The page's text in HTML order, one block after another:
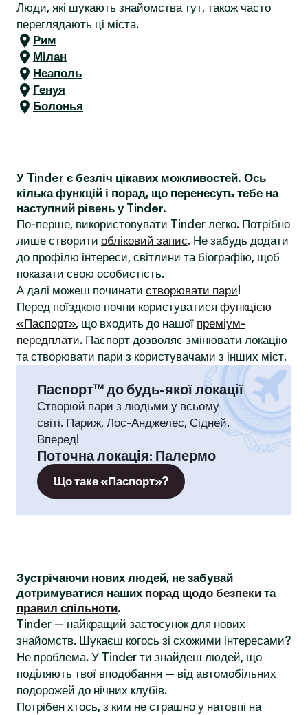
Люди, які шукають знайомства тут, також часто
переглядають ці міста.
Рим
Мілан
Неаполь
Генуя
Болонья
У Tinder є безліч цікавих можливостей. Ось
кілька функцій і порад, що перенесуть тебе на
наступний рівень у Tinder.
По-перше, використовувати Tinder легко. Потрібно
лише створити обліковий запис. Не забудь додати
до профілю інтереси, світлини та біографію, щоб
показати свою особистість.
А далі можеш починати створювати пари!
Перед поїздкою почни користуватися функцією
«Паспорт», що входить до нашої преміум-
передплати. Паспорт дозволяє змінювати локацію
та створювати пари з користувачами з інших міст.
Паспорт™ до будь-якої локації
Створюй пари з людьми у всьому
світі. Париж, Лос-Анджелес, Сідней.
Вперед!
Поточна локація: Палермо
Що таке «Паспорт»?
Зустрічаючи нових людей, не забувай
дотримуватися наших порад щодо безпеки та
правил спільноти.
Tinder — найкращий застосунок для нових
знайомств. Шукаєш когось зі схожими інтересами?
Не проблема. У Tinder ти знайдеш людей, що
поділяють твої вподобання — від автомобільних
подорожей до нічних клубів.
Потрібен хтось, з ким не страшно у натовпі на